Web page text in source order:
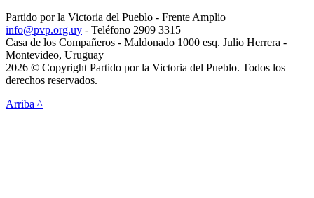
Partido por la Victoria del Pueblo - Frente Amplio
info@pvp.org.uy - Teléfono 2909 3315
Casa de los Compañeros - Maldonado 1000 esq. Julio Herrera -
Montevideo, Uruguay
2026 © Copyright Partido por la Victoria del Pueblo. Todos los
derechos reservados.
Arriba ^